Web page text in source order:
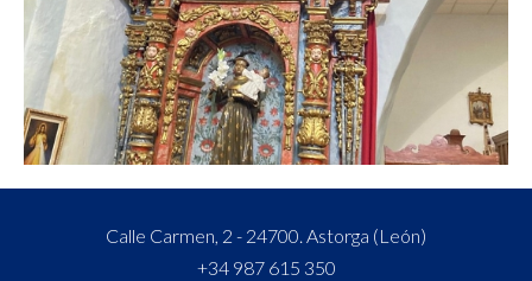
Calle Carmen, 2 - 24700. Astorga (León)
+34 987 615 350